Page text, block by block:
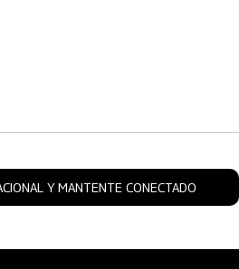
Y MANTENTE CONECTADO